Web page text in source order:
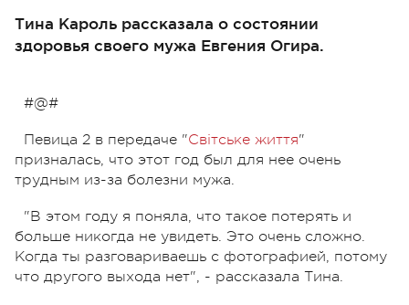
Тина Кароль рассказала о состоянии
здоровья своего мужа Евгения Огира.
#@#
Певица 2 в передаче "Світське життя"
призналась, что этот год был для нее очень
трудным из-за болезни мужа.
"В этом году я поняла, что такое потерять и
больше никогда не увидеть. Это очень сложно.
Когда ты разговариваешь с фотографией, потому
что другого выхода нет", - рассказала Тина.